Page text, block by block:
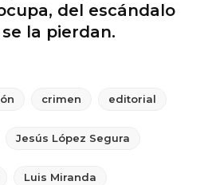
del escándalo
se la pierdan.
crimen editorial
Jesús López Segura
Luis Miranda